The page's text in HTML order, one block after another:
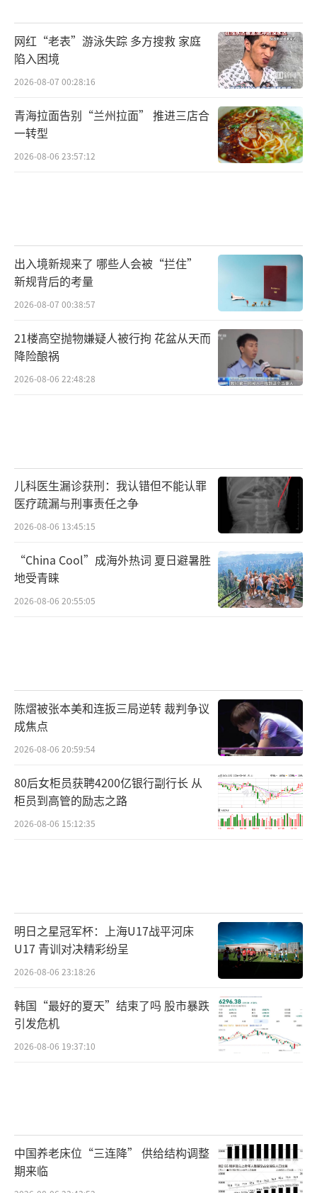
网红“老表”游泳失踪 多方搜救 家庭
陷入困境
2026-08-07 00:28:16
青海拉面告别“兰州拉面” 推进三店合
一转型
2026-08-06 23:57:12
出入境新规来了 哪些人会被“拦住”
新规背后的考量
2026-08-07 00:38:57
21楼高空抛物嫌疑人被行拘 花盆从天而
降险酿祸
2026-08-06 22:48:28
儿科医生漏诊获刑：我认错但不能认罪
医疗疏漏与刑事责任之争
2026-08-06 13:45:15
“China Cool”成海外热词 夏日避暑胜
地受青睐
2026-08-06 20:55:05
陈熠被张本美和连扳三局逆转 裁判争议
成焦点
2026-08-06 20:59:54
80后女柜员获聘4200亿银行副行长 从
柜员到高管的励志之路
2026-08-06 15:12:35
明日之星冠军杯：上海U17战平河床
U17 青训对决精彩纷呈
2026-08-06 23:18:26
韩国“最好的夏天”结束了吗 股市暴跌
引发危机
2026-08-06 19:37:10
中国养老床位“三连降” 供给结构调整
期来临